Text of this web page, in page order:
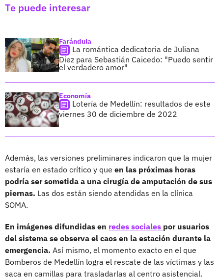
Te puede interesar
Farándula
La romántica dedicatoria de Juliana
Diez para Sebastián Caicedo: "Puedo sentir
el verdadero amor"
Economía
Lotería de Medellín: resultados de este
viernes 30 de diciembre de 2022
Además, las versiones preliminares indicaron que la mujer
estaría en estado crítico y que en las próximas horas
podría ser sometida a una cirugía de amputación de sus
piernas. Las dos están siendo atendidas en la clínica
SOMA.
En imágenes difundidas en redes sociales por usuarios
del sistema se observa el caos en la estación durante la
emergencia. Así mismo, el momento exacto en el que
Bomberos de Medellín logra el rescate de las víctimas y las
saca en camillas para trasladarlas al centro asistencial.